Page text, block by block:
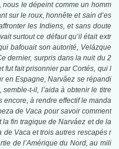
le dépeint comme un homm
sur le roux, honnête et sain d’es
les Indiens, et sans doute
surtout ce défaut qu’il était extr
bafouait son autorité, Velázque
dernier, surpris dans la nuit du 2
fait prisonnier par Cortés, qui l
en Espagne, Narvâez se répandi
t-il, l’aida à obtenir le titre
encore, à rendre effectif le manda
de Vaca pour savoir comment
la fin tragique de Narváez et de la
de Vaca et trois autres rescapés r
de l’Amérique du Nord, au mili